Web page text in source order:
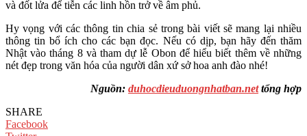
và đốt lửa để tiễn các linh hồn trở về âm phủ.
Hy vọng với các thông tin chia sẻ trong bài viết sẽ mang lại nhiều
thông tin bổ ích cho các bạn đọc. Nếu có dịp, bạn hãy đến thăm
Nhật vào tháng 8 và tham dự lễ Obon để hiểu biết thêm về những
nét đẹp trong văn hóa của người dân xứ sở hoa anh đào nhé!
Nguồn: duhocdieuduongnhatban.nettổng hợp
SHARE
Facebook